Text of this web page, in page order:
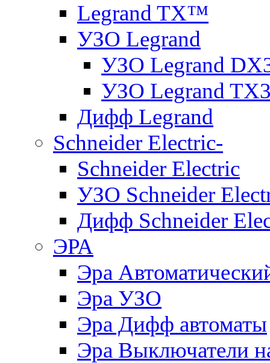
Legrand TX™
УЗО Legrand
УЗО Legrand
УЗО Legrand
Дифф Legrand
Schneider Electric-
Schneider Electric
УЗО Schneider
Дифф Schneider
ЭРА
Эра
Эра УЗО
Эра Дифф автоматы
Эра Выключатели